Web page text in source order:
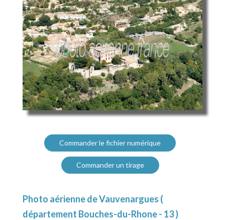
Commander le fichier numérique
Commander un tirage
Photo aérienne de Vauvenargues (
département Bouches-du-Rhone - 13 )